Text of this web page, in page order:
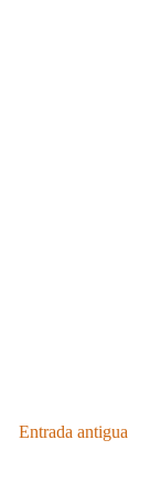
Entrada antigua